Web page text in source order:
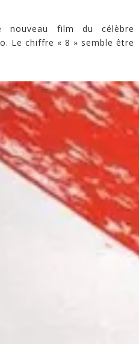
film du célèbre
Le chiffre « 8 » semble être